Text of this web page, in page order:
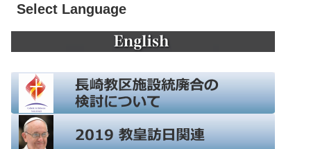
Select Language